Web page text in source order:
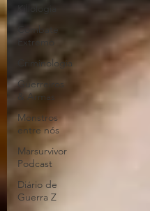
Killologia
Combate
Extremo
Criminologia
Guerreiros
& Armas
Monstros
entre nós
Marsurvivor
Podcast
Diário de
Guerra Z